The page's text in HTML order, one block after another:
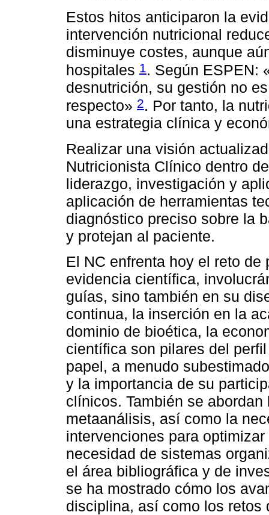
Estos hitos anticiparon la
intervención nutricional
disminuye costes, aunque
hospitales 1 . Según ESPEN:
desnutrición, su gestión no
respecto» 2. Por tanto, la
una estrategia clínica y
Realizar una visión
Nutricionista Clínico dentro
liderazgo, investigación y
aplicación de herramientas
diagnóstico preciso sobre la
y protejan al paciente.
El NC enfrenta hoy el reto
evidencia científica,
guías, sino también en su
continua, la inserción en la
dominio de bioética, la
científica son pilares del
papel, a menudo
y la importancia de su
clínicos. También se
metaanálisis, así como la
intervenciones para
necesidad de sistemas
el área bibliográfica y de
se ha mostrado cómo los
disciplina, así como los retos